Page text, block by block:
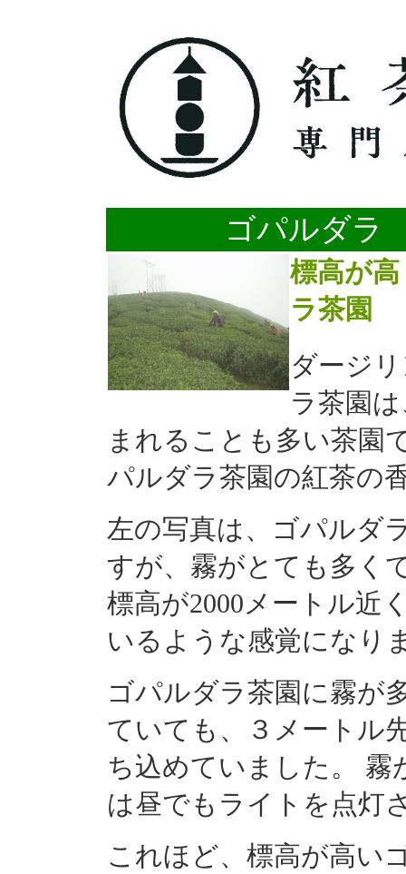
ゴパルダ
標高が
ラ茶園
ダージ
ラ茶園
まれることも多い茶園
パルダラ茶園の紅茶の
左の写真は、ゴパルダ
すが、霧がとても多く
標高が2000メートル近
いるような感覚になり
ゴパルダラ茶園に霧が
ていても、３メートル
ち込めていました。 霧
は昼でもライトを点灯
これほど、標高が高い